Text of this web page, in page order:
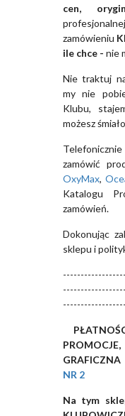
cen,
zamówieniu
ile chce - nie
Nie traktuj
my nie
Klubu,
możesz
zamówić
OxyMax,
Katalogu
zamówień.
Dokonując
sklepu i
NR 2
Na tym